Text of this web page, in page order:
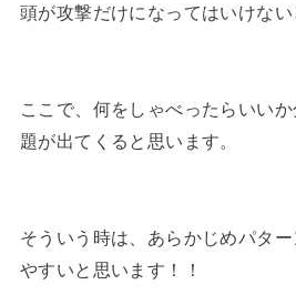
頭が攻撃だけになってはいけない
ここで、何をしゃべったらいい
題が出てくると思います。
そういう時は、あらかじめパタ
やすいと思います！！